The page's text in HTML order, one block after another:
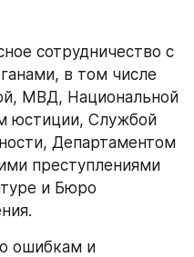
сотрудничество с
в том числе
МВД, Национальной
юстиции, Службой
Департаментом
преступлениями
и Бюро
ошибкам и